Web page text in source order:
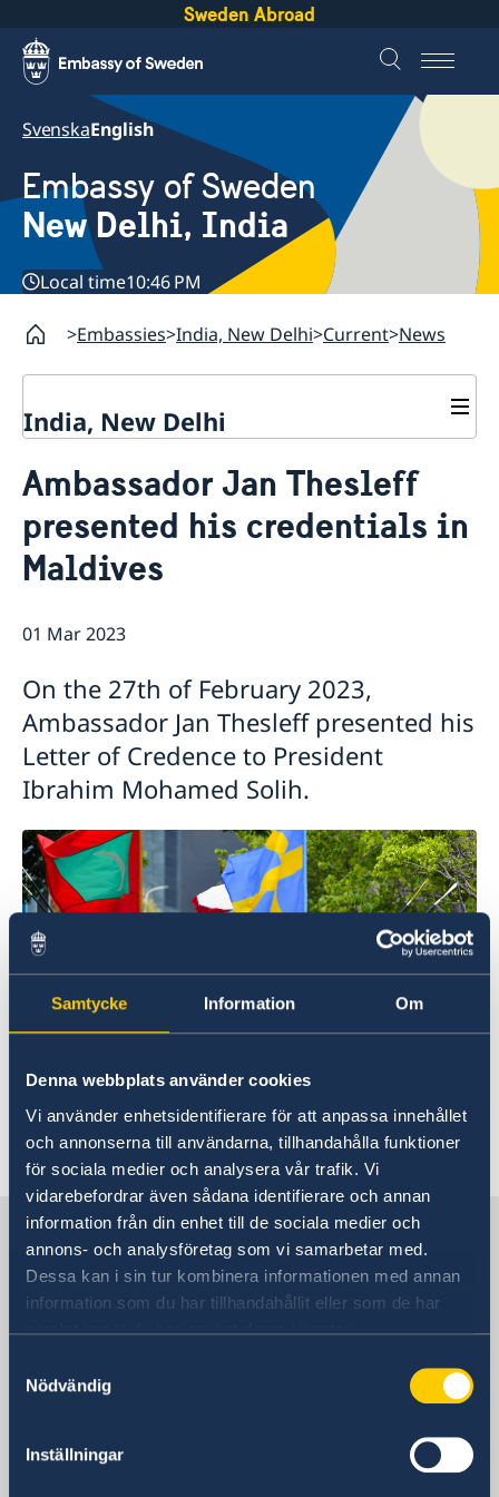
Samtycke Information Om
Denna webbplats använder cookies
Vi använder enhetsidentifierare för att anpassa innehållet
och annonserna till användarna, tillhandahålla funktioner
för sociala medier och analysera vår trafik. Vi
vidarebefordrar även sådana identifierare och annan
information från din enhet till de sociala medier och
annons- och analysföretag som vi samarbetar med.
Dessa kan i sin tur kombinera informationen med annan
information som du har tillhandahållit eller som de har
samlat in när du har använt deras tjänster.
Nödvändig
Inställningar
Sweden Abroad
SvenskaEnglish
Embassy of Sweden
New Delhi, India
Local time10:46 PM
Embassies India, New Delhi Current News
India, New Delhi
About us
Embassy Staff
GDPR
Current
News
Ambassador Jan Thesleff
presented his credentials in
Maldives
01 Mar 2023
On the 27th of February 2023,
Ambassador Jan Thesleff presented his
Letter of Credence to President
Ibrahim Mohamed Solih.
Sweden in India
Embassy
Embassy of Sweden
New Delhi 110 021